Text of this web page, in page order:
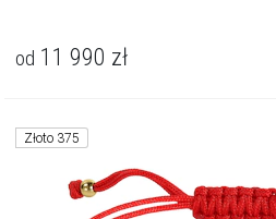
od 11 990 zł
Złoto 375